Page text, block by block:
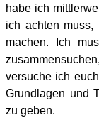
habe ich
ich achten muss,
machen. Ich
versuche ich
Grundlagen und
zu geben.